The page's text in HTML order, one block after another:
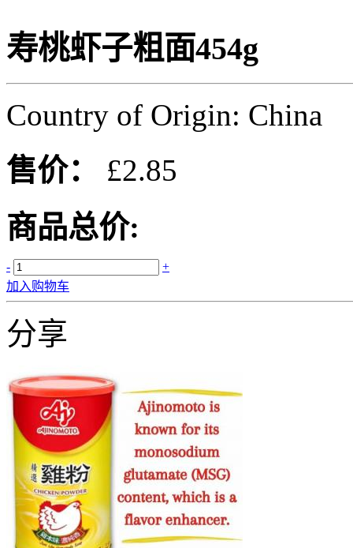
寿桃虾子粗面454g
Country of Origin: China
售价：
£2.85
商品总价:
-
+
加入购物车
分享